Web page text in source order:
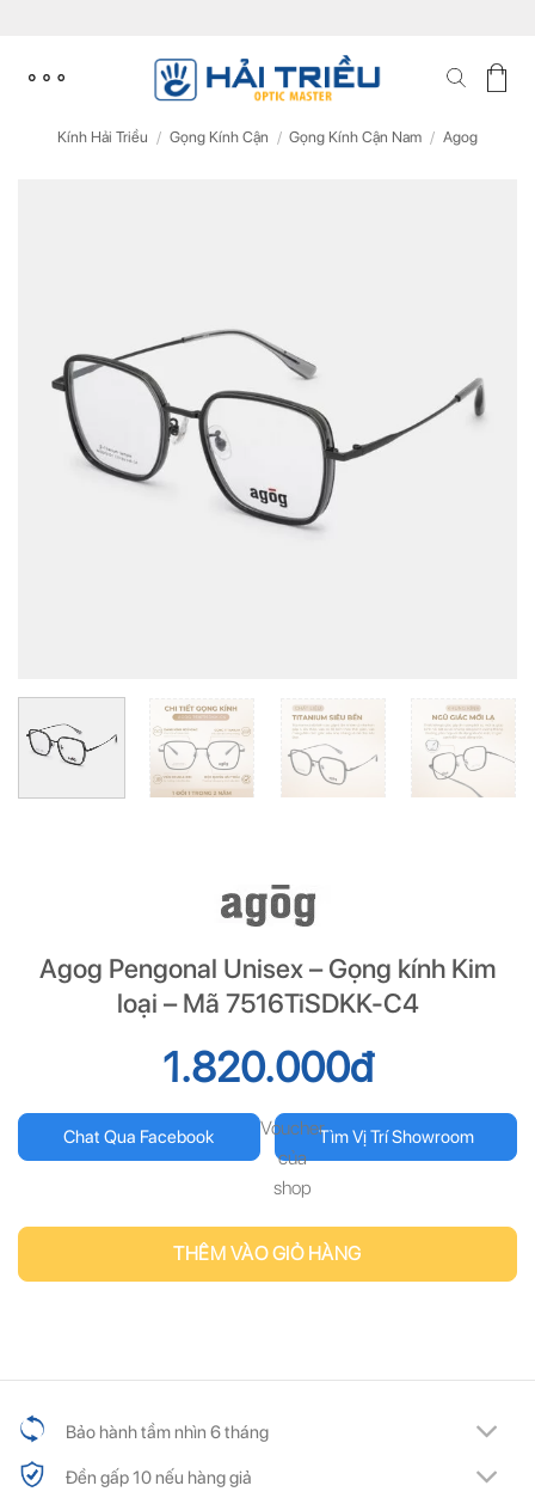
content
Kính Hải Triều / Gọng Kính Cận / Gọng Kính Cận Nam / Agog
Agog Pengonal Unisex – Gọng kính Kim
loại – Mã 7516TiSDKK-C4
1.820.000đ
Chat Qua Facebook Tìm Vị Trí Showroom
Voucher
của
shop
THÊM VÀO GIỎ HÀNG
Bảo hành tầm nhìn 6 tháng
Đền gấp 10 nếu hàng giả